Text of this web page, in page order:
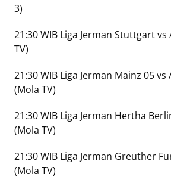
3)
21:30 WIB Liga Jerman Stuttgart
TV)
21:30 WIB Liga Jerman Mainz 05
(Mola TV)
21:30 WIB Liga Jerman Hertha
(Mola TV)
21:30 WIB Liga Jerman Greuther
(Mola TV)